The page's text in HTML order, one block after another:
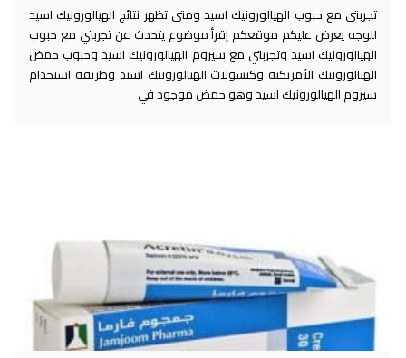
تجربتي مع حبوب الهيالورونيك اسيد ومتى تظهر نتائج الهيالورونيك اسيد
للوجه يعرض عليكم موقعكم إقرأ موضوع يتحدث عن تجربتي مع حبوب
الهيالورونيك اسيد وتجربتي مع سيروم الهيالورونيك اسيد وحبوب حمض
الهيالورونيك الأمريكية وكبسولات الهيالورونيك اسيد وطريقة استخدام
سيروم الهيالورونيك اسيد وهو حمض موجود في